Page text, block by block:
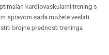
kardiovaskularni trening s
spravom sada možete veslati
brojne prednosti treninga